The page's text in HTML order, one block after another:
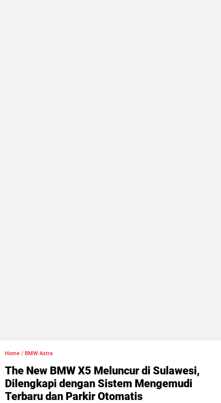
Home / BMW Astra
The New BMW X5 Meluncur di Sulawesi,
Dilengkapi dengan Sistem Mengemudi
Terbaru dan Parkir Otomatis